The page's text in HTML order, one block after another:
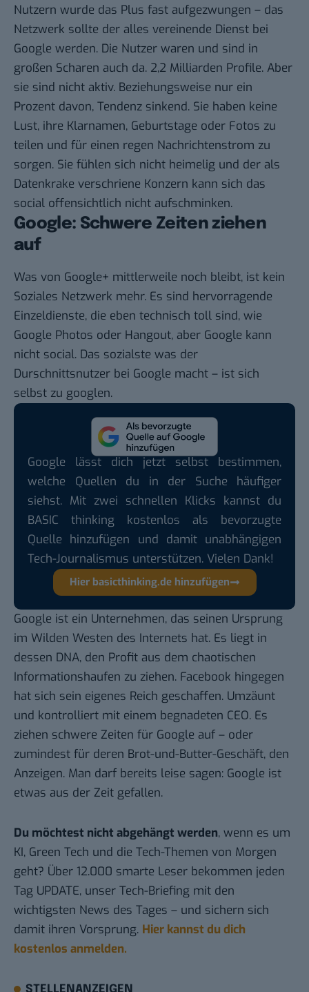
Nutzern wurde das Plus fast aufgezwungen – das
Netzwerk sollte der alles vereinende Dienst bei
Google werden. Die Nutzer waren und sind in
großen Scharen auch da. 2,2 Milliarden Profile. Aber
sie sind nicht aktiv. Beziehungsweise nur ein
Prozent davon, Tendenz sinkend. Sie haben keine
Lust, ihre Klarnamen, Geburtstage oder Fotos zu
teilen und für einen regen Nachrichtenstrom zu
sorgen. Sie fühlen sich nicht heimelig und der als
Datenkrake verschriene Konzern kann sich das
social offensichtlich nicht aufschminken.
Google: Schwere Zeiten ziehen
auf
Was von Google+ mittlerweile noch bleibt, ist kein
Soziales Netzwerk mehr. Es sind hervorragende
Einzeldienste, die eben technisch toll sind, wie
Google Photos oder Hangout, aber Google kann
nicht social. Das sozialste was der
Durschnittsnutzer bei Google macht – ist sich
selbst zu googlen.
Google lässt dich jetzt selbst bestimmen,
welche Quellen du in der Suche häufiger
siehst. Mit zwei schnellen Klicks kannst du
BASIC thinking kostenlos als bevorzugte
Quelle hinzufügen und damit unabhängigen
Tech-Journalismus unterstützen. Vielen Dank!
Hier basicthinking.de hinzufügen
Google ist ein Unternehmen, das seinen Ursprung
im Wilden Westen des Internets hat. Es liegt in
dessen DNA, den Profit aus dem chaotischen
Informationshaufen zu ziehen. Facebook hingegen
hat sich sein eigenes Reich geschaffen. Umzäunt
und kontrolliert mit einem begnadeten CEO. Es
ziehen schwere Zeiten für Google auf – oder
zumindest für deren Brot-und-Butter-Geschäft, den
Anzeigen. Man darf bereits leise sagen: Google ist
etwas aus der Zeit gefallen.
Du möchtest nicht abgehängt werden, wenn es um
KI, Green Tech und die Tech-Themen von Morgen
geht? Über 12.000 smarte Leser bekommen jeden
Tag UPDATE, unser Tech-Briefing mit den
wichtigsten News des Tages – und sichern sich
damit ihren Vorsprung. Hier kannst du dich
kostenlos anmelden.